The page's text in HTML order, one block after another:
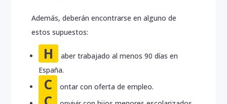
Además, deberán encontrarse en alguno de
estos supuestos:
H
aber trabajado al menos 90 días en
España.
C ontar con oferta de empleo.